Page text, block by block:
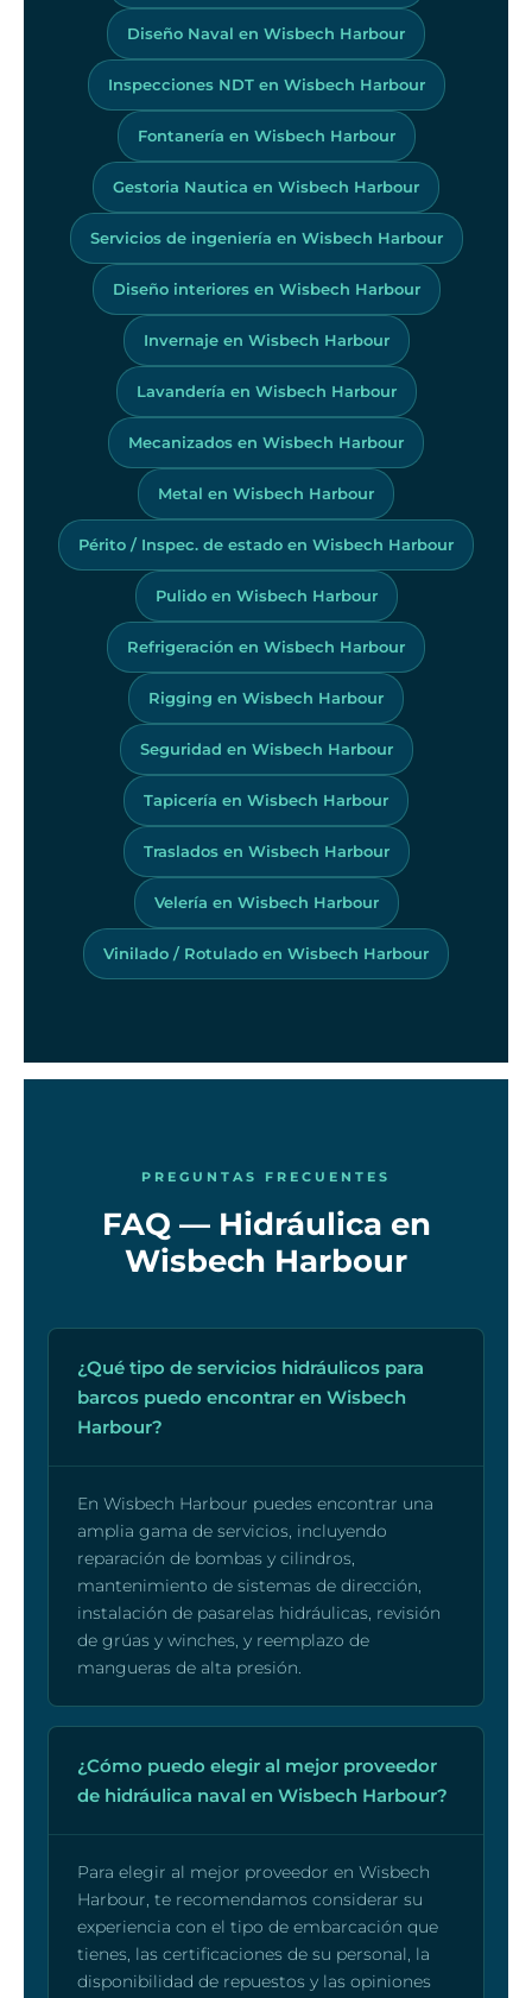
Diseño Naval en Wisbech Harbour
Inspecciones NDT en Wisbech Harbour
Fontanería en Wisbech Harbour
Gestoria Nautica en Wisbech Harbour
Servicios de ingeniería en Wisbech Harbour
Diseño interiores en Wisbech Harbour
Invernaje en Wisbech Harbour
Lavandería en Wisbech Harbour
Mecanizados en Wisbech Harbour
Metal en Wisbech Harbour
Périto / Inspec. de estado en Wisbech Harbour
Pulido en Wisbech Harbour
Refrigeración en Wisbech Harbour
Rigging en Wisbech Harbour
Seguridad en Wisbech Harbour
Tapicería en Wisbech Harbour
Traslados en Wisbech Harbour
Velería en Wisbech Harbour
Vinilado / Rotulado en Wisbech Harbour
PREGUNTAS FRECUENTES
FAQ — Hidráulica en
Wisbech Harbour
¿Qué tipo de servicios hidráulicos para
barcos puedo encontrar en Wisbech
Harbour?
En Wisbech Harbour puedes encontrar una
amplia gama de servicios, incluyendo
reparación de bombas y cilindros,
mantenimiento de sistemas de dirección,
instalación de pasarelas hidráulicas, revisión
de grúas y winches, y reemplazo de
mangueras de alta presión.
¿Cómo puedo elegir al mejor proveedor
de hidráulica naval en Wisbech Harbour?
Para elegir al mejor proveedor en Wisbech
Harbour, te recomendamos considerar su
experiencia con el tipo de embarcación que
tienes, las certificaciones de su personal, la
disponibilidad de repuestos y las opiniones